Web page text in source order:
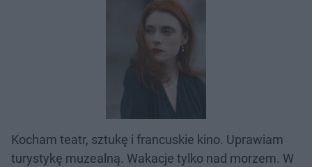
Kocham teatr, sztukę i francuskie kino. Uprawiam
turystykę muzealną. Wakacje tylko nad morzem. W